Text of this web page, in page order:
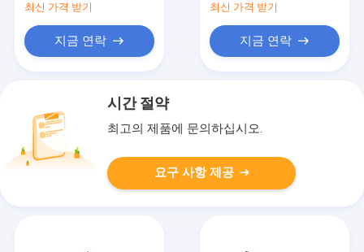
최신 가격 받기
지금 연락
최신 가격 받기
지금 연락
시간 절약
최고의 제품에 문의하십시오.
요구 사항 제공